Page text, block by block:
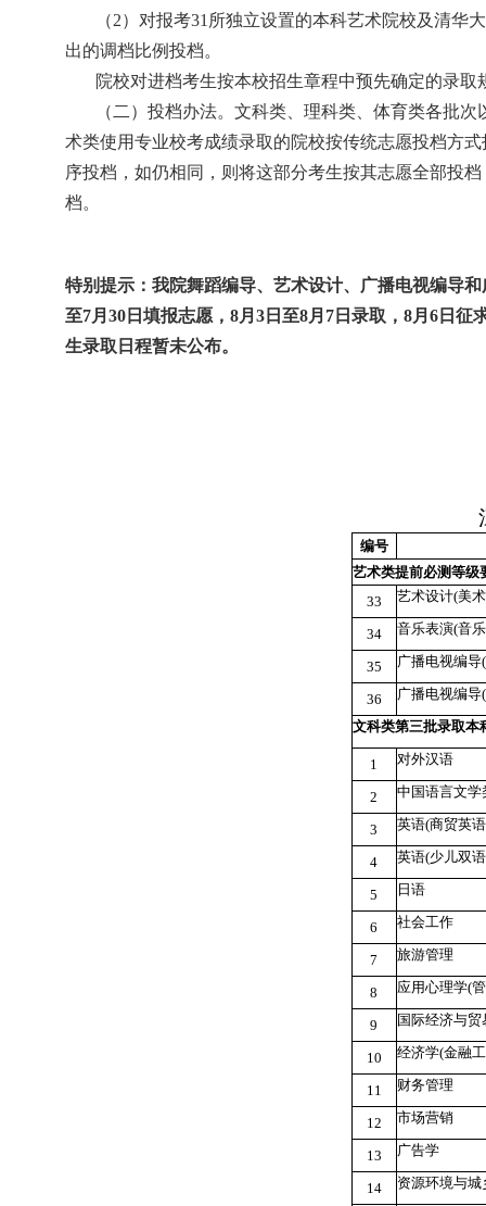
（2）对报考31 所独立设置的本科艺术院校及清华
出的调档比例投档。
院校对进档考生按本校招生章程中预先确定的录取
（二）投档办法。文科类、理科类、体育类各批
术类使用专业校考成绩录取的院校按传统志愿投档方
序投档，如仍相同，则将这部分考生按其志愿全部投
档。
特别提示：我院舞蹈编导、艺术设计、广播电视编导
至7月 30 日填报志愿， 8月 3 日至8月 7 日录取， 8月 6 日征
生录取日程暂未公布。
编号
艺术类提前必测等级
33
艺术设计(美
34 音乐表演(音
35 广播电视编导(
36 广播电视编导(
文科类第三批录取本
1 对外汉语
2 中国语言文学
3 英语(商贸英语
4 英语(少儿双
5 日语
6 社会工作
7 旅游管理
8 应用心理学(
9 国际经济与贸
10 经济学(金融
11 财务管理
12 市场营销
13 广告学
14 资源环境与城